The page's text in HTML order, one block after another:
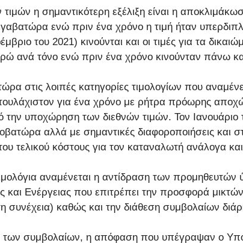
η σημαντικότερη εξέλιξη είναι η
ενώ πριν ένα χρόνο η τιμή ήταν
του 2021) κινούνται και οι τιμές για τα
ανά τόνο ενώ πριν ένα χρόνο κινούνταν πάνω
στις λοιπές κατηγορίες τιμολογίων που
για ένα χρόνο με ρήτρα πρόωρης
υποχώρηση των διεθνών τιμών. Τον Ιανουάριο
αλλά με σημαντικές διαφοροποιήσεις
τελικού κόστους για τον καταναλωτή ανάλογα
αναμένεται η αντίδραση των
και Ενέργειας που επιτρέπει την προσφορά
συνέχεια) καθώς και την διάθεση συμβολαίων
των συμβολαίων, η απόφαση που υπέγραψαν ο